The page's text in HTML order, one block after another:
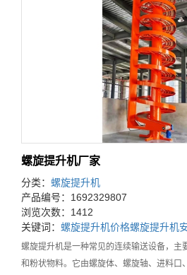
螺旋提升机厂家
分类： 螺旋提升机
产品编号：1692329807
浏览次数：1412
关键词： 螺旋提升机价格螺旋提升机
螺旋提升机是一种常见的连续输送设备，主
和粉状物料。它由螺旋体、螺旋轴、进料口